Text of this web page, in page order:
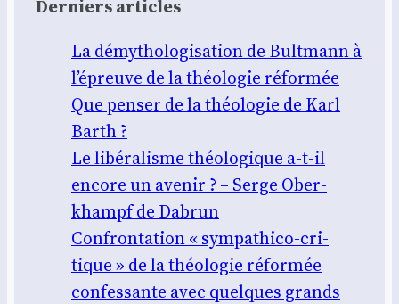
Der­niers articles
La démy­tho­lo­gi­sa­tion de Bult­mann à
l’épreuve de la théo­lo­gie réfor­mée
Que pen­ser de la théo­lo­gie de Karl
Barth ?
Le libé­ra­lisme théo­lo­gique a‑t‑il
encore un ave­nir ? – Serge Ober­
khampf de Dabrun
Confron­ta­tion « sym­pa­thi­co-cri­
tique » de la théo­lo­gie réfor­mée
confes­sante avec quelques grands